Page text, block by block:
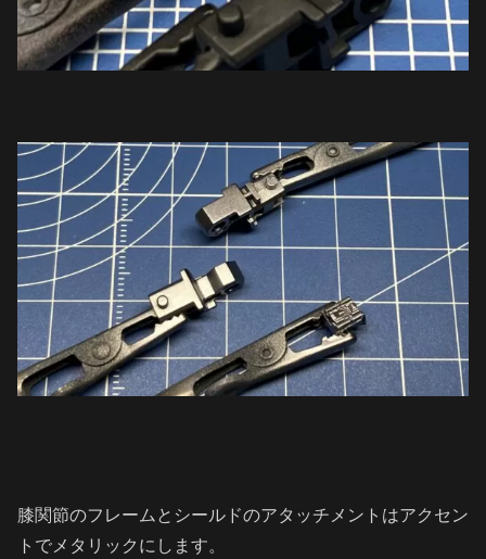
膝関節のフレームとシールドのアタッチメントはアクセン
トでメタリックにします。